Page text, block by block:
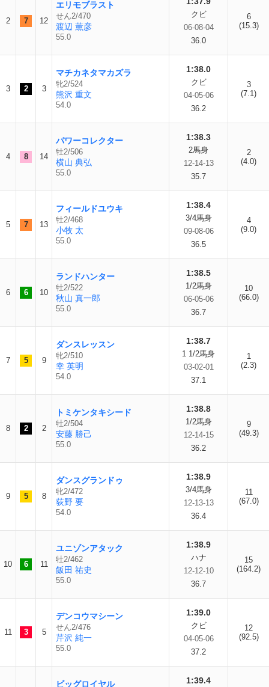
2 7 12
エリモブラスト
せん2/470
渡辺 薫彦
55.0
クビ
06-08-04
36.0
6
(15.3)
3 2 3
マチカネタマカズラ
牝2/524
熊沢 重文
54.0
1:38.0
クビ
04-05-06
36.2
3
(7.1)
4 8 14
パワーコレクター
牡2/506
横山 典弘
55.0
1:38.3
2馬身
12-14-13
35.7
2
(4.0)
5 7 13
フィールドユウキ
牡2/468
小牧 太
55.0
1:38.4
3/4馬身
09-08-06
36.5
4
(9.0)
6 6 10
ランドハンター
牡2/522
秋山 真一郎
55.0
1:38.5
1/2馬身
06-05-06
36.7
10
(66.0)
7 5 9
ダンスレッスン
牝2/510
幸 英明
54.0
1:38.7
1 1/2馬身
03-02-01
37.1
1
(2.3)
8 2 2
トミケンタキシード
牡2/504
安藤 勝己
55.0
1:38.8
1/2馬身
12-14-15
36.2
9
(49.3)
9 5 8
ダンスグランドゥ
牝2/472
荻野 要
54.0
1:38.9
3/4馬身
12-13-13
36.4
11
(67.0)
10 6 11
ユニゾンアタック
牡2/462
飯田 祐史
55.0
1:38.9
ハナ
12-12-10
36.7
15
(164.2)
11 3 5
デンコウマシーン
せん2/476
芹沢 純一
55.0
1:39.0
クビ
04-05-06
37.2
12
(92.5)
ビッグロイヤル 1:39.4